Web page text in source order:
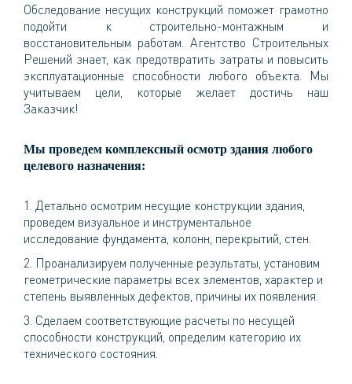
Обследование несущих конструкций поможет грамотно
подойти к строительно-монтажным и
восстановительным работам. Агентство Строительных
Решений знает, как предотвратить затраты и повысить
эксплуатационные способности любого объекта. Мы
учитываем цели, которые желает достичь наш
Заказчик!
Мы проведем комплексный осмотр здания любого
целевого назначения:
Детально осмотрим несущие конструкции здания,
проведем визуальное и инструментальное
исследование фундамента, колонн, перекрытий, стен.
Проанализируем полученные результаты, установим
геометрические параметры всех элементов, характер и
степень выявленных дефектов, причины их появления.
Сделаем соответствующие расчеты по несущей
способности конструкций, определим категорию их
технического состояния.